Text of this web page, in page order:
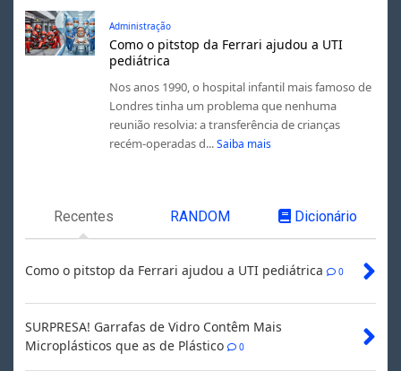
Administração
Como o pitstop da Ferrari ajudou a UTI
pediátrica
Nos anos 1990, o hospital infantil mais famoso de
Londres tinha um problema que nenhuma
reunião resolvia: a transferência de crianças
recém-operadas d... Saiba mais
Recentes RANDOM Dicionário
Como o pitstop da Ferrari ajudou a UTI pediátrica 0
SURPRESA! Garrafas de Vidro Contêm Mais
Microplásticos que as de Plástico
0